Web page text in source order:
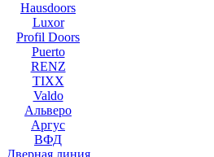
Hausdoors
Luxor
Profil Doors
Puerto
RENZ
TIXX
Valdo
Альверо
Аргус
ВФД